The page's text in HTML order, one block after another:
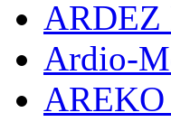
ARDEZ
Ardio-
AREKO